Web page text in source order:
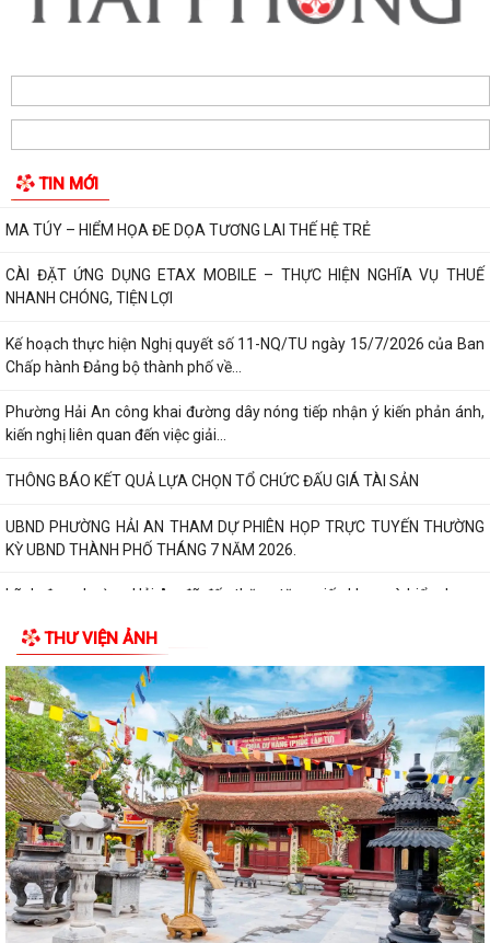
TIN MỚI
Hộ dân phường Hải An tự nguyện hiến 131,2 m² đất phục vụ mở rộng
Các ngày lễ, ngày kỷ niệm nổi bật trong tháng 8
MA TÚY – HIỂM HỌA ĐE DỌA TƯƠNG LAI THẾ HỆ TRẺ
CÀI ĐẶT ỨNG DỤNG ETAX MOBILE – THỰC HIỆN NGHĨA VỤ THUẾ
NHANH CHÓNG, TIỆN LỢI
Kế hoạch thực hiện Nghị quyết số 11-NQ/TU ngày 15/7/2026 của Ban
Chấp hành Đảng bộ thành phố về...
Phường Hải An công khai đường dây nóng tiếp nhận ý kiến phản ánh,
kiến nghị liên quan đến việc giải...
THÔNG BÁO KẾT QUẢ LỰA CHỌN TỔ CHỨC ĐẤU GIÁ TÀI SẢN
UBND PHƯỜNG HẢI AN THAM DỰ PHIÊN HỌP TRỰC TUYẾN THƯỜNG
KỲ UBND THÀNH PHỐ THÁNG 7 NĂM 2026.
Lãnh đạo phường Hải An đã đến thăm, tặng giấy khen và biểu dương
Đồng chí Nguyễn Thị Thu, Bí thư Đảng ủy, Chủ tịch HĐND phường Hải
An chủ trì buổi tiếp công dân...
Thông báo đường dây nòng của Đảng uỷ phường tiếp nhận thông tin
phản ánh, kiến nghị liên quan đến...
Đảng ủy phường Hải An đánh giá toàn diện kết quả thực hiện tháng 7,
quyết tâm bứt phá hoàn thành...
Đồng chí Nguyễn Thị Thu, Bí thư Đảng ủy, Chủ tịch HĐND phường Hải
An chủ trì buổi tiếp công dân...
Kế hoạch của Ban Thường vụ Đảng ủy thực hiện Nghị quyết số 11-
THƯ VIỆN ẢNH